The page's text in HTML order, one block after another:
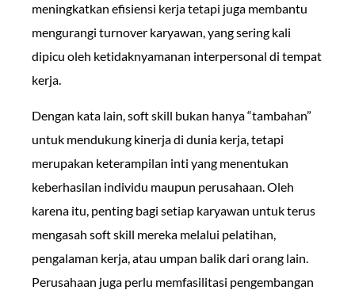
meningkatkan efisiensi kerja tetapi juga membantu
mengurangi turnover karyawan, yang sering kali
dipicu oleh ketidaknyamanan interpersonal di tempat
kerja.
Dengan kata lain, soft skill bukan hanya “tambahan”
untuk mendukung kinerja di dunia kerja, tetapi
merupakan keterampilan inti yang menentukan
keberhasilan individu maupun perusahaan. Oleh
karena itu, penting bagi setiap karyawan untuk terus
mengasah soft skill mereka melalui pelatihan,
pengalaman kerja, atau umpan balik dari orang lain.
Perusahaan juga perlu memfasilitasi pengembangan